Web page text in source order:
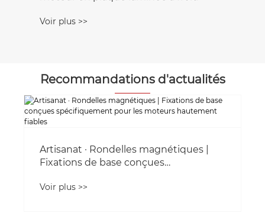
Voir plus >>
Recommandations d'actualités
Artisanat · Rondelles magnétiques |
Fixations de base conçues
hautement fiables
Voir plus >>